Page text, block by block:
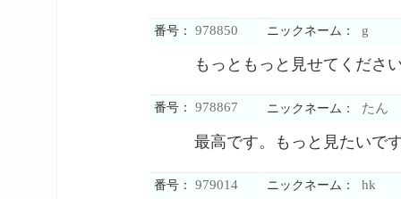
番号： 978850 ニックネーム： g
もっともっと見せてくださ
番号： 978867 ニックネーム： たん
最高です。もっと見たいで
番号： 979014 ニックネーム： hk